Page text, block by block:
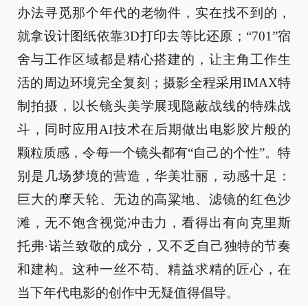
办法寻觅那个年代的老物件，实在找不到的，
就拿设计图纸依靠3D打印去等比还原；“701”宿
舍与工作区域都是精心搭建的，让主角工作生
活的周边环境完全复刻；摄影全程采用IMAX特
制拍摄，以长镜头美学展现隐蔽战线的特殊战
斗，同时应用AI技术在后期做出电影胶片般的
颗粒质感，令每一个镜头都有“自己的个性”。特
别是几场梦境的营造，华美壮丽，动感十足：
巨大的摩天轮、无边的高粱地、滤镜的红色沙
滩，无不饱含视觉冲击力，看得出有向克里斯
托弗·诺兰致敬的成分，又不乏自己独特的节奏
和建构。这种一丝不苟、精益求精的匠心，在
当下年代电影的创作中无疑值得倡导。